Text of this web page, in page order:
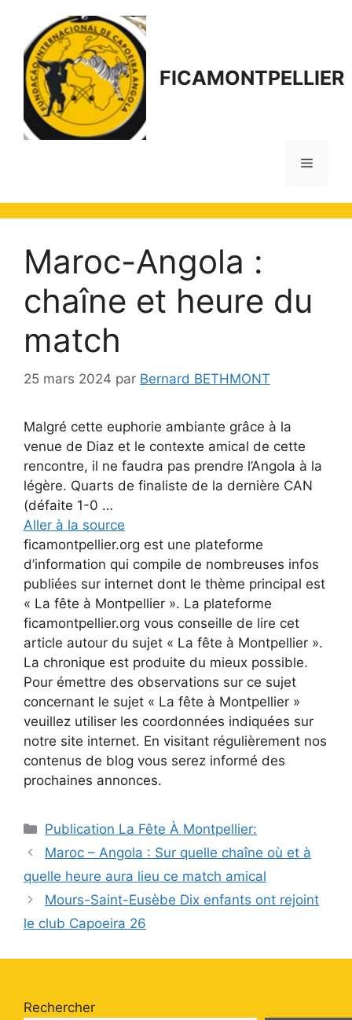
contenu
FICAMONTPELLIER
Menu
Maroc-Angola :
chaîne et heure du
match
25 mars 2024 par Bernard BETHMONT
Malgré cette euphorie ambiante grâce à la
venue de Diaz et le contexte amical de cette
rencontre, il ne faudra pas prendre l’Angola à la
légère. Quarts de finaliste de la dernière CAN
(défaite 1-0 …
Aller à la source
ficamontpellier.org est une plateforme
d’information qui compile de nombreuses infos
publiées sur internet dont le thème principal est
« La fête à Montpellier ». La plateforme
ficamontpellier.org vous conseille de lire cet
article autour du sujet « La fête à Montpellier ».
La chronique est produite du mieux possible.
Pour émettre des observations sur ce sujet
concernant le sujet « La fête à Montpellier »
veuillez utiliser les coordonnées indiquées sur
notre site internet. En visitant régulièrement nos
contenus de blog vous serez informé des
prochaines annonces.
Catégories
Publication La Fête À Montpellier:
Maroc – Angola : Sur quelle chaîne où et à
quelle heure aura lieu ce match amical
Mours-Saint-Eusèbe Dix enfants ont rejoint
le club Capoeira 26
Rechercher